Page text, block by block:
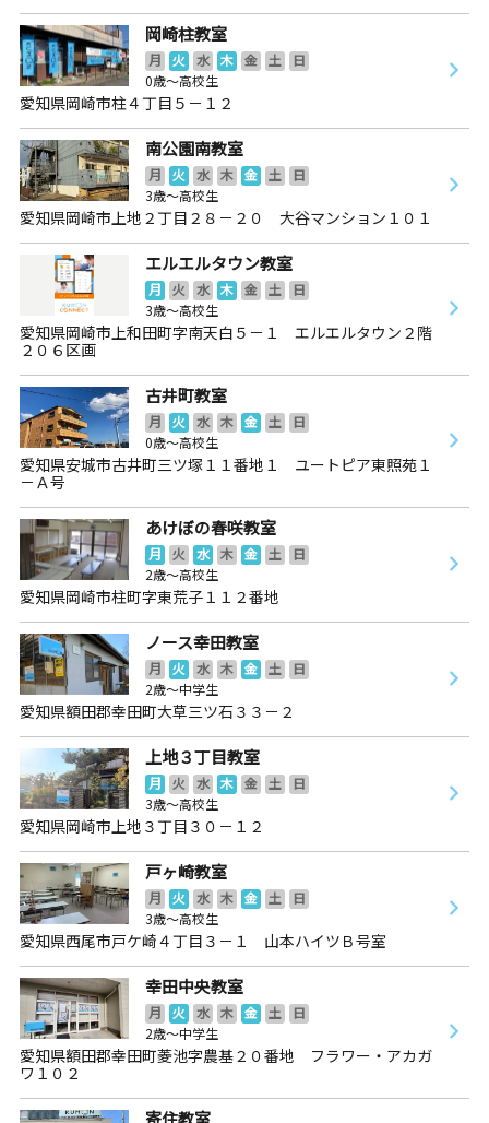
岡崎柱教室
月 火 水 木 金 土
日
0歳～高校生
愛知県岡崎市柱４丁目５－１２
南公園南教室
月 火 水 木 金 土
日
3歳～高校生
愛知県岡崎市上地２丁目２８－２０ 大谷マンション１０１
エルエルタウン教室
月 火 水 木 金 土
日
3歳～高校生
愛知県岡崎市上和田町字南天白５－１ エルエルタウン２階
２０６区画
古井町教室
月 火 水 木 金 土
日
0歳～高校生
愛知県安城市古井町三ツ塚１１番地１ ユートピア東照苑１
－Ａ号
あけぼの春咲教室
月 火 水 木 金 土
日
2歳～高校生
愛知県岡崎市柱町字東荒子１１２番地
ノース幸田教室
月 火 水 木 金 土
日
2歳～中学生
愛知県額田郡幸田町大草三ツ石３３－２
上地３丁目教室
月 火 水 木 金 土
日
3歳～高校生
愛知県岡崎市上地３丁目３０－１２
戸ヶ崎教室
月 火 水 木 金 土
日
3歳～高校生
愛知県西尾市戸ケ崎４丁目３－１ 山本ハイツＢ号室
幸田中央教室
月 火 水 木 金 土
日
2歳～中学生
愛知県額田郡幸田町菱池字農基２０番地 フラワー・アカガ
ワ１０２
寄住教室